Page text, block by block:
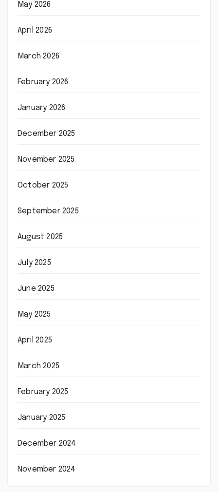
May 2026
April 2026
March 2026
February 2026
January 2026
December 2025
November 2025
October 2025
September 2025
August 2025
July 2025
June 2025
May 2025
April 2025
March 2025
February 2025
January 2025
December 2024
November 2024